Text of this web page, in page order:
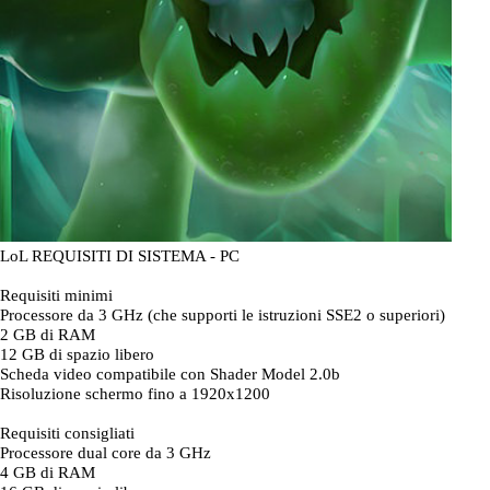
LoL REQUISITI DI SISTEMA - PC
Requisiti minimi
Processore da 3 GHz (che supporti le istruzioni SSE2 o superiori)
2 GB di RAM
12 GB di spazio libero
Scheda video compatibile con Shader Model 2.0b
Risoluzione schermo fino a 1920x1200
Requisiti consigliati
Processore dual core da 3 GHz
4 GB di RAM